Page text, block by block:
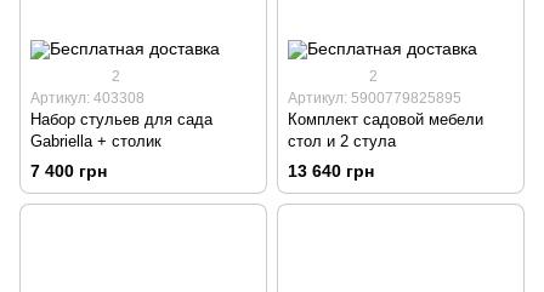
2
Артикул: 403308
Набор стульев для сада
Gabriella + столик
7 400 грн
2
Артикул: 5900779825895
Комплект садовой мебели
стол и 2 стула
13 640 грн